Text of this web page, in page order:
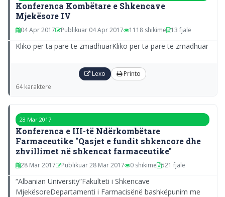
Konferenca Kombëtare e Shkencave
Mjekësore IV
04 Apr 2017 Publikuar 04 Apr 2017 1118 shikime 13 fjalë
Kliko për ta parë të zmadhuarKliko për ta parë të zmadhuar
Lexo Printo
64 karaktere
28 Mar 2017
Konferenca e III-të Ndërkombëtare
Farmaceutike "Qasjet e fundit shkencore dhe
zhvillimet në shkencat farmaceutike"
28 Mar 2017 Publikuar 28 Mar 2017 0 shikime 521 fjalë
“Albanian University”Fakulteti i Shkencave
MjekësoreDepartamenti i Farmacisënë bashkëpunim me